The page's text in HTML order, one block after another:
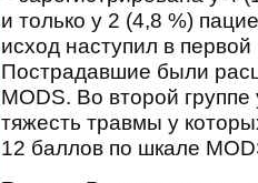
и только у 2 (4,8 %)
исход наступил в
Пострадавшие были
MODS. Во второй
тяжесть травмы у
12 баллов по шкале